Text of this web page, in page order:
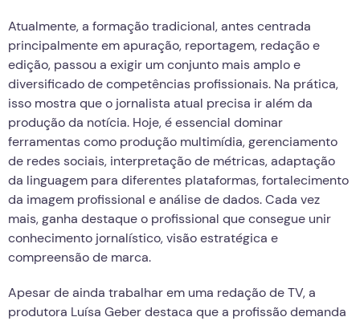
Atualmente, a formação tradicional, antes centrada
principalmente em apuração, reportagem, redação e
edição, passou a exigir um conjunto mais amplo e
diversificado de competências profissionais. Na prática,
isso mostra que o jornalista atual precisa ir além da
produção da notícia. Hoje, é essencial dominar
ferramentas como produção multimídia, gerenciamento
de redes sociais, interpretação de métricas, adaptação
da linguagem para diferentes plataformas, fortalecimento
da imagem profissional e análise de dados. Cada vez
mais, ganha destaque o profissional que consegue unir
conhecimento jornalístico, visão estratégica e
compreensão de marca.
Apesar de ainda trabalhar em uma redação de TV, a
produtora Luísa Geber destaca que a profissão demanda